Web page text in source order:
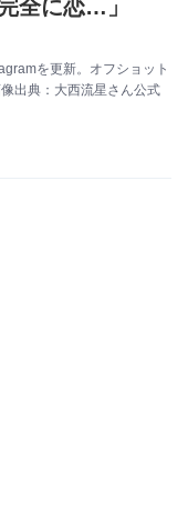
全に恋…」
を更新。オフショット
出典：大西流星さん公式